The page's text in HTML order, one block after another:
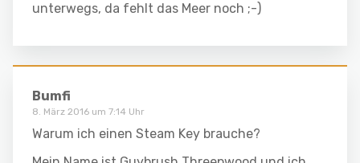
unterwegs, da fehlt das Meer noch ;-)
Bumfi
8. März 2016 um 7:14 Uhr
Warum ich einen Steam Key brauche?